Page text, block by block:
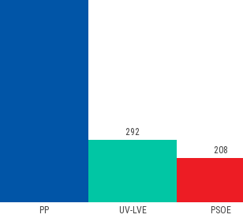
PP UV-LVE PSOE
292
208